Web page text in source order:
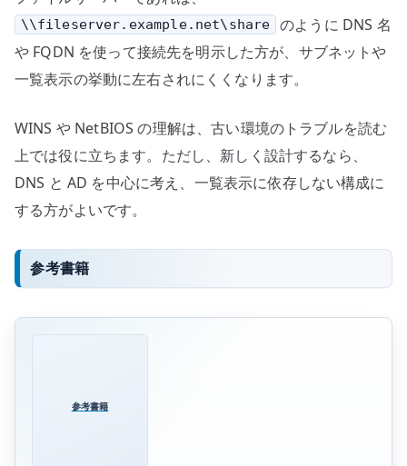
\\fileserver.example.net\share
のように DNS 名
や FQDN を使って接続先を明示した方が、サブネットや
一覧表示の挙動に左右されにくくなります。
WINS や NetBIOS の理解は、古い環境のトラブルを読む
上では役に立ちます。ただし、新しく設計するなら、
DNS と AD を中心に考え、一覧表示に依存しない構成に
する方がよいです。
参考書籍
参考書籍